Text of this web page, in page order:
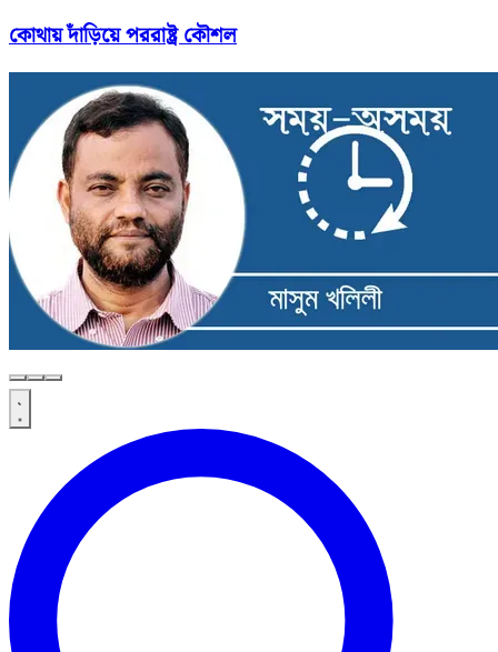
কোথায় দাঁড়িয়ে পররাষ্ট্র কৌশল